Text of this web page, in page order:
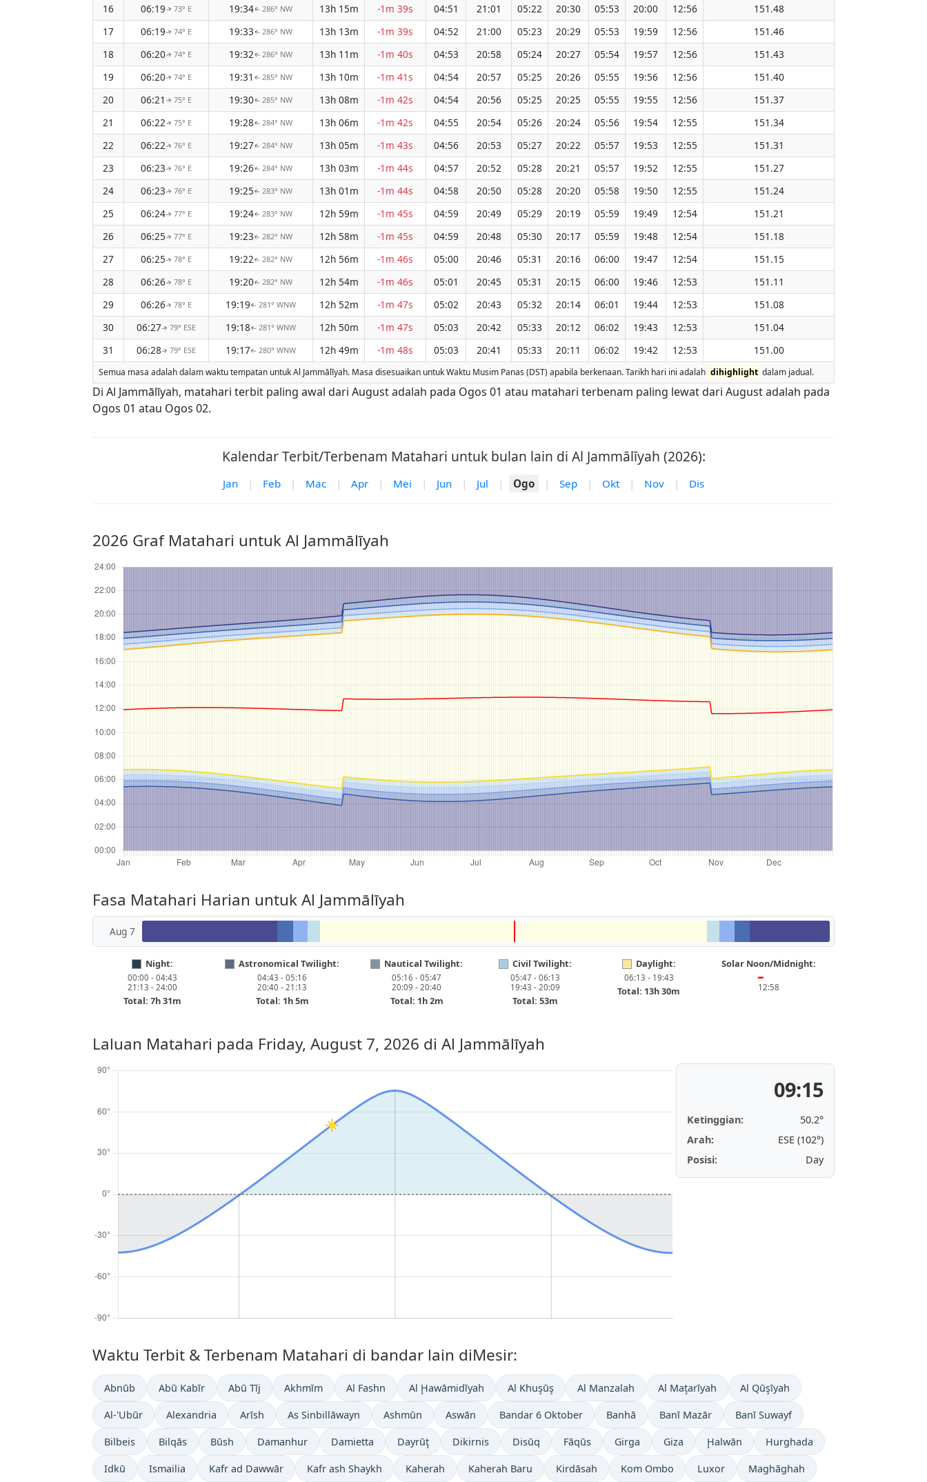
16
06:19↑73° E 19:34↑ 286° NW 13h 15m -1m 39s 04:51 21:01 05:22 20:30 05:53 20:00 12:56
151.48
17
06:19↑ 74° E 19:33↑ 286° NW 13h 13m -1m 39s 04:52 21:00 05:23 20:29 05:53 19:59 12:56
151.46
18
06:20↑ 74° E 19:32↑ 286° NW 13h 11m -1m 40s 04:53 20:58 05:24 20:27 05:54 19:57 12:56
151.43
19
06:20↑ 74° E 19:31 ↑ 285° NW 13h 10m -1m 41s 04:54 20:57 05:25 20:26 05:55 19:56 12:56
151.40
20
06:21 ↑ 75° E 19:30↑ 285° NW 13h 08m -1m 42s 04:54 20:56 05:25 20:25 05:55 19:55 12:56
151.37
21
06:22↑ 75° E 19:28↑ 284° NW 13h 06m -1m 42s 04:55 20:54 05:26 20:24 05:56 19:54 12:55
151.34
22
06:22↑ 76° E 19:27↑ 284° NW 13h 05m -1m 43s 04:56 20:53 05:27 20:22 05:57 19:53 12:55
151.31
23
06:23↑ 76° E 19:26↑ 284° NW 13h 03m -1m 44s 04:57 20:52 05:28 20:21 05:57 19:52 12:55
151.27
24
06:23↑ 76° E 19:25↑ 283° NW 13h 01m -1m 44s 04:58 20:50 05:28 20:20 05:58 19:50 12:55
151.24
25
06:24↑ 77° E 19:24↑ 283° NW 12h 59m -1m 45s 04:59 20:49 05:29 20:19 05:59 19:49 12:54
151.21
26
06:25↑ 77° E 19:23↑ 282° NW 12h 58m -1m 45s 04:59 20:48 05:30 20:17 05:59 19:48 12:54
151.18
27
06:25↑ 78° E 19:22↑ 282° NW 12h 56m -1m 46s 05:00 20:46 05:31 20:16 06:00 19:47 12:54
151.15
28
06:26↑ 78° E 19:20↑ 282° NW 12h 54m -1m 46s 05:01 20:45 05:31 20:15 06:00 19:46 12:53
151.11
29
06:26↑ 78° E 19:19↑ 281° WNW 12h 52m -1m 47s 05:02 20:43 05:32 20:14 06:01 19:44 12:53
151.08
30
06:27↑ 79° ESE 19:18↑ 281° WNW 12h 50m -1m 47s 05:03 20:42 05:33 20:12 06:02 19:43 12:53
151.04
31
06:28↑ 79° ESE 19:17↑ 280° WNW 12h 49m -1m 48s 05:03 20:41 05:33 20:11 06:02 19:42 12:53 151.00
Semua masa adalah dalam waktu tempatan untuk Al Jammālīyah. Masa disesuaikan untuk Waktu Musim Panas (DST) apabila berkenaan. Tarikh hari ini adalah dihighlight dalam jadual.
Di Al Jammālīyah, matahari terbit paling awal dari August adalah pada Ogos 01 atau matahari terbenam paling lewat dari August adalah pada
Ogos 01 atau Ogos 02.
Kalendar Terbit/Terbenam Matahari untuk bulan lain di Al Jammālīyah (2026):
Jan | Feb | Mac | Apr | Mei | Jun | Jul | Ogo | Sep | Okt | Nov | Dis
2026 Graf Matahari untuk Al Jammālīyah
Fasa Matahari Harian untuk Al Jammālīyah
Aug 7
Night:
00:00 - 04:43
21:13 - 24:00
Total: 7h 31m
Astronomical Twilight:
04:43 - 05:16
20:40 - 21:13
Total: 1h 5m
Nautical Twilight:
05:16 - 05:47
20:09 - 20:40
Total: 1h 2m
Civil Twilight:
05:47 - 06:13
19:43 - 20:09
Total: 53m
Daylight:
06:13 - 19:43
Total: 13h 30m
Solar Noon/Midnight:
━
12:58
Laluan Matahari pada Friday, August 7, 2026 di Al Jammālīyah
09:15
Ketinggian:
50.2°
Arah:
ESE (102°)
Posisi:
Day
Waktu Terbit & Terbenam Matahari di bandar lain diMesir:
Abnūb Abū Kabīr Abū Tīj Akhmīm Al Fashn Al Ḩawāmidīyah Al Khuşūş Al Manzalah Al Maţarīyah Al Qūşīyah
Al-'Ubūr Alexandria Arīsh As Sinbillāwayn Ashmūn Aswān Bandar 6 Oktober Banhā Banī Mazār Banī Suwayf
Bilbeis Bilqās Būsh Damanhur Damietta Dayrūţ Dikirnis Disūq Fāqūs Girga Giza Ḩalwān Hurghada
Idkū Ismailia Kafr ad Dawwār Kafr ash Shaykh Kaherah Kaherah Baru Kirdāsah Kom Ombo Luxor Maghāghah